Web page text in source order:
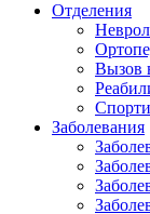
Отделения
Вызов
Заболевания